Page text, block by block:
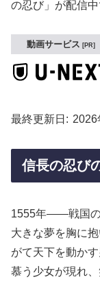
の忍び」が配信中
動画サービス PR
最終更新日 2026
信長の忍び
1555年――戦国の
大きな夢を胸に
がて天下を動か
慕う少女が現れ